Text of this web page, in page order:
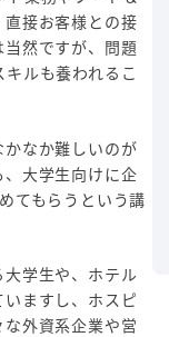
接お客様との接
然ですが、問題
ルも養われるこ
なか難しいのが
大学生向けに企
てもらうという講
学生や、ホテル
ますし、ホスピ
外資系企業や営